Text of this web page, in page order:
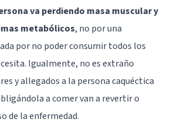
va perdiendo masa muscular y
metabólicos, no por una
por no poder consumir todos los
Igualmente, no es extraño
y allegados a la persona caquéctica
a comer van a revertir o
de la enfermedad.